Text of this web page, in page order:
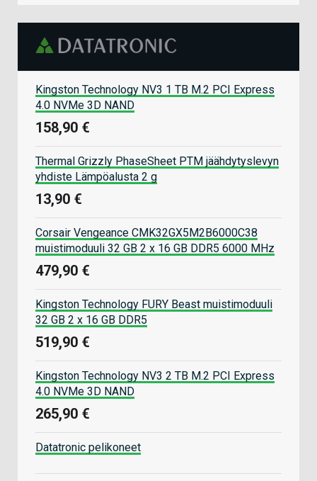
Kingston Technology NV3 1 TB M.2 PCI Express
4.0 NVMe 3D NAND
158,90 €
Thermal Grizzly PhaseSheet PTM jäähdytyslevyn
yhdiste Lämpöalusta 2 g
13,90 €
Corsair Vengeance CMK32GX5M2B6000C38
muistimoduuli 32 GB 2 x 16 GB DDR5 6000 MHz
479,90 €
Kingston Technology FURY Beast muistimoduuli
32 GB 2 x 16 GB DDR5
519,90 €
Kingston Technology NV3 2 TB M.2 PCI Express
4.0 NVMe 3D NAND
265,90 €
Datatronic pelikoneet